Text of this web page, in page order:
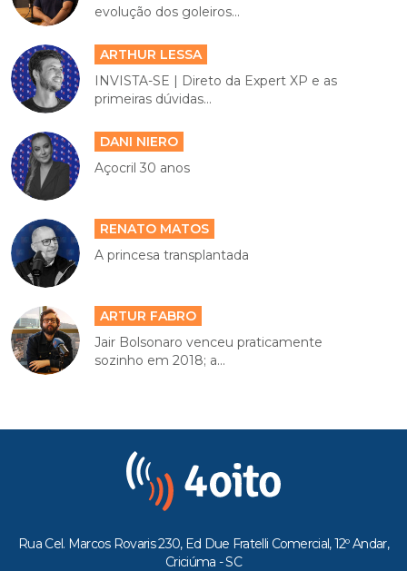
evolução dos goleiros...
ARTHUR LESSA
INVISTA-SE | Direto da Expert XP e as
primeiras dúvidas...
DANI NIERO
Açocril 30 anos
RENATO MATOS
A princesa transplantada
ARTUR FABRO
Jair Bolsonaro venceu praticamente
sozinho em 2018; a...
Rua Cel. Marcos Rovaris 230, Ed Due Fratelli Comercial, 12º Andar,
Criciúma - SC